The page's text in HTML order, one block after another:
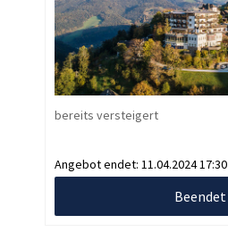
bereits versteigert
Angebot endet: 11.04.2024 17:30
Beendet